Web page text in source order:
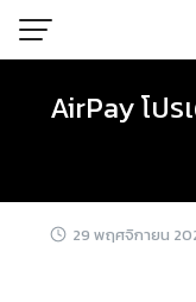
Skip
AirPay โปร
29 พฤศจิกายน